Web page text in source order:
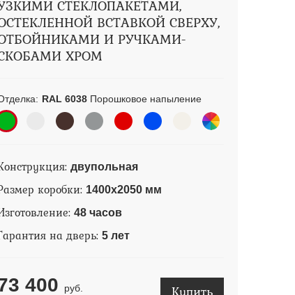
СТЕКЛОПАКЕТАМИ,
ВСТАВКОЙ СВЕРХУ,
И РУЧКАМИ-
ХРОМ
RAL 6038Порошковое напыление
двупольная
коробки: 1400х2050 мм
48 часов
на дверь: 5 лет
400 руб. Купить